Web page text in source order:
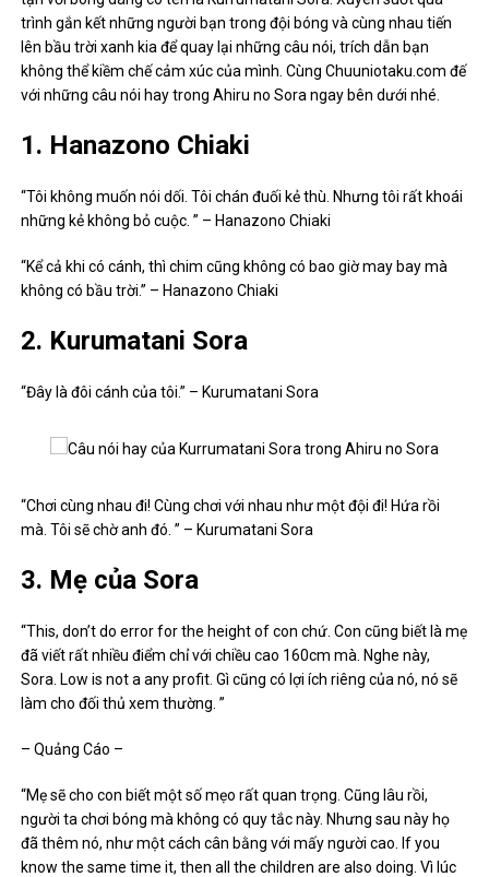
trình gắn kết những người bạn trong đội bóng và cùng nhau tiến
lên bầu trời xanh kia để quay lại những câu nói, trích dẫn bạn
không thể kiềm chế cảm xúc của mình. Cùng Chuuniotaku.com đế
với những câu nói hay trong Ahiru no Sora ngay bên dưới nhé.
1. Hanazono Chiaki
“Tôi không muốn nói dối. Tôi chán đuối kẻ thù. Nhưng tôi rất khoái
những kẻ không bỏ cuộc. ” – Hanazono Chiaki
“Kể cả khi có cánh, thì chim cũng không có bao giờ may bay mà
không có bầu trời.” – Hanazono Chiaki
2. Kurumatani Sora
“Đây là đôi cánh của tôi.” – Kurumatani Sora
“Chơi cùng nhau đi! Cùng chơi với nhau như một đội đi! Hứa rồi
mà. Tôi sẽ chờ anh đó. ” – Kurumatani Sora
3. Mẹ của Sora
“This, don’t do error for the height of con chứ. Con cũng biết là mẹ
đã viết rất nhiều điểm chỉ với chiều cao 160cm mà. Nghe này,
Sora. Low is not a any profit. Gì cũng có lợi ích riêng của nó, nó sẽ
làm cho đối thủ xem thường. ”
– Quảng Cáo –
“Mẹ sẽ cho con biết một số mẹo rất quan trọng. Cũng lâu rồi,
người ta chơi bóng mà không có quy tắc này. Nhưng sau này họ
đã thêm nó, như một cách cân bằng với mấy người cao. If you
know the same time it, then all the children are also doing. Vì lúc